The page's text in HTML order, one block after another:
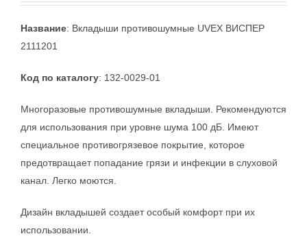
Название: Вкладыши противошумные UVEX ВИСПЕР
2111201
Код по каталогу: 132-0029-01
Многоразовые противошумные вкладыши. Рекомендуются
для использования при уровне шума 100 дБ. Имеют
специальное противогрязевое покрытие, которое
предотвращает попадание грязи и инфекции в слуховой
канал. Легко моются.
Дизайн вкладышей создает особый комфорт при их
использовании.